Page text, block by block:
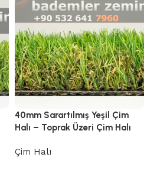
40mm Sarartılmış Yeşil Çim
Halı – Toprak Üzeri Çim Halı
Çim Halı